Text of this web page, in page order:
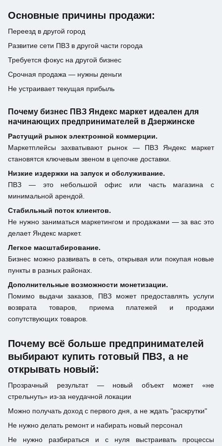
Основные причины продажи:
Переезд в другой город
Развитие сети ПВЗ в другой части города
Требуется фокус на другой бизнес
Срочная продажа — нужны деньги
Не устраивает текущая прибыль
Почему бизнес ПВЗ Яндекс маркет идеален для
начинающих предпринимателей в Дзержинске
Растущий рынок электронной коммерции.
Маркетплейсы захватывают рынок — ПВЗ Яндекс маркет
становятся ключевым звеном в цепочке доставки.
Низкие издержки на запуск и обслуживание.
ПВЗ — это небольшой офис или часть магазина с
минимальной арендой.
Стабильный поток клиентов.
Не нужно заниматься маркетингом и продажами — за вас это
делает Яндекс маркет.
Легкое масштабирование.
Бизнес можно развивать в сеть, открывая или покупая новые
пункты в разных районах.
Дополнительные возможности монетизации.
Помимо выдачи заказов, ПВЗ может предоставлять услуги
возврата товаров, приема платежей и продажи
сопутствующих товаров.
Почему всё больше предпринимателей
выбирают купить готовый ПВЗ, а не
открывать новый:
Прозрачный результат — новый объект может «не
стрельнуть» из-за неудачной локации
Можно получать доход с первого дня, а не ждать "раскрутки"
Не нужно делать ремонт и набирать новый персонал
Не нужно разбираться и с нуля выстраивать процессы